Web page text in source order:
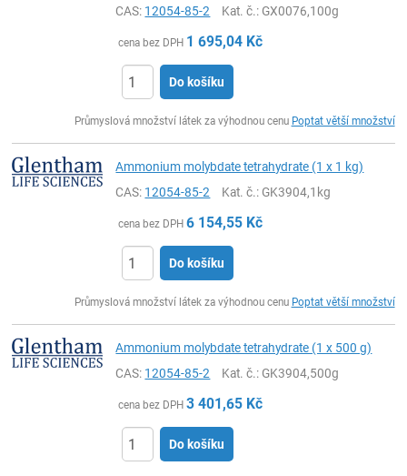
CAS: 12054-85-2 Kat. č.: GX0076,100g
cena bez DPH 1 695,04 Kč
Do košíku
Průmyslová množství látek za výhodnou cenu Poptat větší množství
Ammonium molybdate tetrahydrate (1 x 1 kg)
CAS: 12054-85-2 Kat. č.: GK3904,1kg
cena bez DPH 6 154,55 Kč
Do košíku
Průmyslová množství látek za výhodnou cenu Poptat větší množství
Ammonium molybdate tetrahydrate (1 x 500 g)
CAS: 12054-85-2 Kat. č.: GK3904,500g
cena bez DPH 3 401,65 Kč
Do košíku